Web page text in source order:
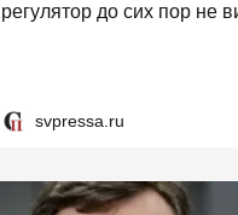
регулятор до сих пор не
svpressa.ru